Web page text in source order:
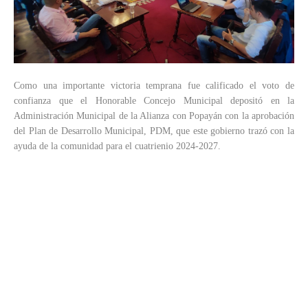
Como una importante victoria temprana fue calificado el voto de
confianza que el Honorable Concejo Municipal depositó en la
Administración Municipal de la Alianza con Popayán con la aprobación
del Plan de Desarrollo Municipal, PDM, que este gobierno trazó con la
ayuda de la comunidad para el cuatrienio 2024-2027.